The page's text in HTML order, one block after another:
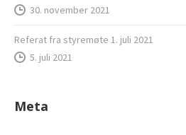
30. november 2021
Referat fra styremøte 1. juli 2021
5. juli 2021
Meta